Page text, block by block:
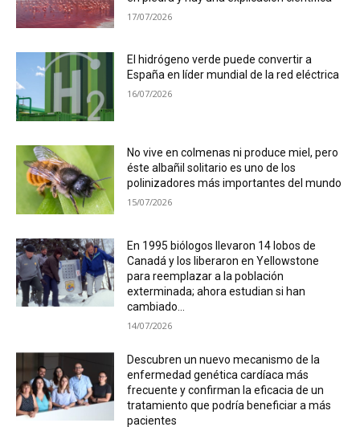
17/07/2026
El hidrógeno verde puede convertir a
España en líder mundial de la red eléctrica
16/07/2026
No vive en colmenas ni produce miel, pero
éste albañil solitario es uno de los
polinizadores más importantes del mundo
15/07/2026
En 1995 biólogos llevaron 14 lobos de
Canadá y los liberaron en Yellowstone
para reemplazar a la población
exterminada; ahora estudian si han
cambiado...
14/07/2026
Descubren un nuevo mecanismo de la
enfermedad genética cardíaca más
frecuente y confirman la eficacia de un
tratamiento que podría beneficiar a más
pacientes